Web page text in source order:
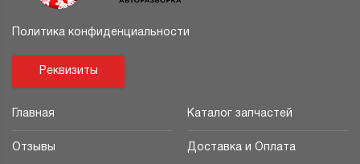
Политика конфиденциальности
Реквизиты
Главная Каталог запчастей
Отзывы Доставка и Оплата